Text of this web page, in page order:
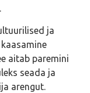
ja
aitab paremini
seada ja
arengut.